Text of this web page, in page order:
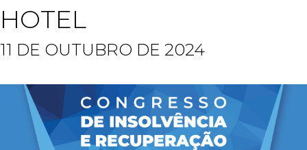
HOTEL
11 DE OUTUBRO DE 2024